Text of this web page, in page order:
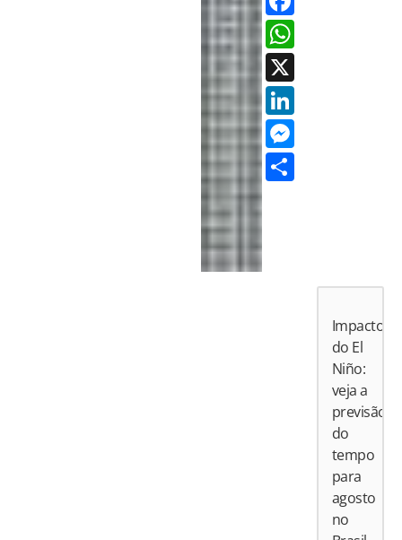
Impactos
do El
Niño:
veja a
previsão
do
tempo
para
agosto
no